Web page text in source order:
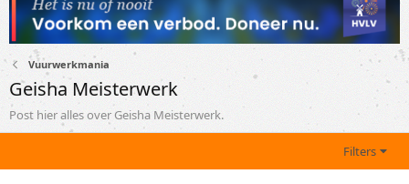
Vuurwerkmania
Geisha Meisterwerk
Post hier alles over Geisha Meisterwerk.
Filters